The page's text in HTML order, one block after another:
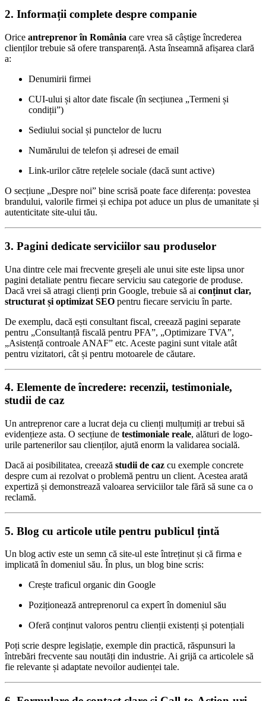
2. Informații complete despre companie
Orice antreprenor în România care vrea să câștige încrederea
clienților trebuie să ofere transparență. Asta înseamnă afișarea clară
a:
Denumirii firmei
CUI-ului și altor date fiscale (în secțiunea „Termeni și
condiții”)
Sediului social și punctelor de lucru
Numărului de telefon și adresei de email
Link-urilor către rețelele sociale (dacă sunt active)
O secțiune „Despre noi” bine scrisă poate face diferența: povestea
brandului, valorile firmei și echipa pot aduce un plus de umanitate și
autenticitate site-ului tău.
3. Pagini dedicate serviciilor sau produselor
Una dintre cele mai frecvente greșeli ale unui site este lipsa unor
pagini detaliate pentru fiecare serviciu sau categorie de produse.
Dacă vrei să atragi clienți prin Google, trebuie să ai conținut clar,
structurat și optimizat SEO pentru fiecare serviciu în parte.
De exemplu, dacă ești consultant fiscal, creează pagini separate
pentru „Consultanță fiscală pentru PFA”, „Optimizare TVA”,
„Asistență controale ANAF” etc. Aceste pagini sunt vitale atât
pentru vizitatori, cât și pentru motoarele de căutare.
4. Elemente de încredere: recenzii, testimoniale,
studii de caz
Un antreprenor care a lucrat deja cu clienți mulțumiți ar trebui să
evidențieze asta. O secțiune de testimoniale reale, alături de logo-
urile partenerilor sau clienților, ajută enorm la validarea socială.
Dacă ai posibilitatea, creează studii de caz cu exemple concrete
despre cum ai rezolvat o problemă pentru un client. Acestea arată
expertiză și demonstrează valoarea serviciilor tale fără să sune ca o
reclamă.
5. Blog cu articole utile pentru publicul țintă
Un blog activ este un semn că site-ul este întreținut și că firma e
implicată în domeniul său. În plus, un blog bine scris:
Crește traficul organic din Google
Poziționează antreprenorul ca expert în domeniul său
Oferă conținut valoros pentru clienții existenți și potențiali
Poți scrie despre legislație, exemple din practică, răspunsuri la
întrebări frecvente sau noutăți din industrie. Ai grijă ca articolele să
fie relevante și adaptate nevoilor audienței tale.